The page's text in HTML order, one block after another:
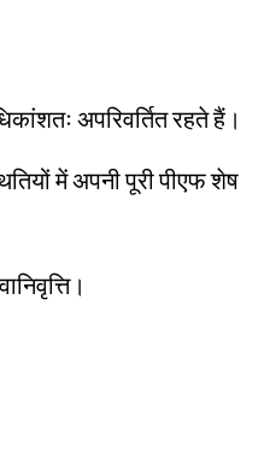
अपरिवर्तित रहते हैं।
में अपनी पूरी पीएफ शेष